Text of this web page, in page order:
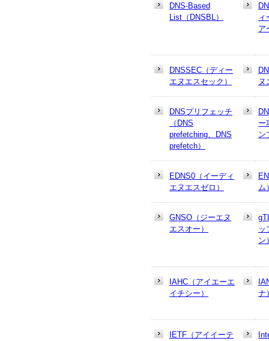
DNS-Based
List（DNSBL）
ィ
ア
DNSSEC（ディー
エヌエスセック）
ヌ
DNSプリフェッチ
（DNS
prefetching、DNS
prefetch）
ー
ン
EDNS0（イーディ
エヌエスゼロ）
ム
GNSO（ジーエヌ
エスオー）
ッ
ン
IAHC（アイエーエ
イチシー）
ナ
IETF（アイイーテ